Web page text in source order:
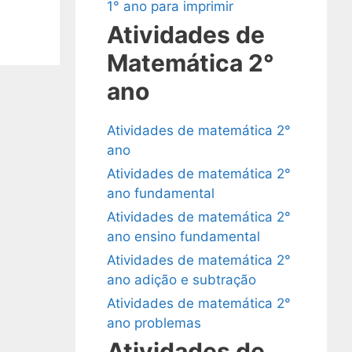
1° ano para imprimir
Atividades de
Matemática 2°
ano
Atividades de matemática 2°
ano
Atividades de matemática 2°
ano fundamental
Atividades de matemática 2°
ano ensino fundamental
Atividades de matemática 2°
ano adição e subtração
Atividades de matemática 2°
ano problemas